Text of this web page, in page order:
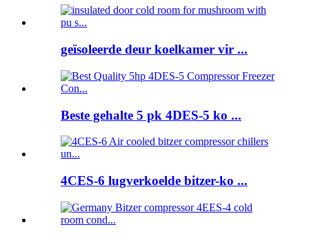
geïsoleerde deur koelkamer vir ...
Beste gehalte 5 pk 4DES-5 ko ...
4CES-6 lugverkoelde bitzer-ko ...